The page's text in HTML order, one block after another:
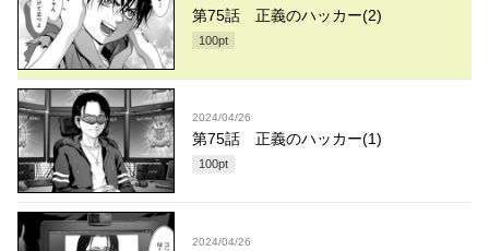
第75話 正義のハッカー(2)
100pt
2024/04/26
第75話 正義のハッカー(1)
100pt
2024/04/26